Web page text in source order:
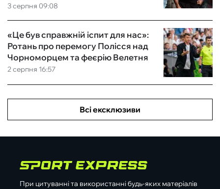
3 серпня 09:08
2 серпня 16:57
«Це був справжній іспит для нас»:
Ротань про перемогу Полісся над
Чорноморцем та феєрію Велетня
Всі ексклюзиви
При цитуванні та використанні будь-яких матеріалів